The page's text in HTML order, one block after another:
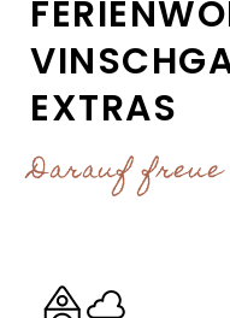
EXTRAS
Darauf